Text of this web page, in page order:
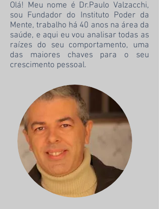
Olá! Meu nome é Dr.Paulo Valzacchi,
sou Fundador do Instituto Poder da
Mente, trabalho há 40 anos na área da
saúde, e aqui eu vou analisar todas as
raízes do seu comportamento, uma
das maiores chaves para o seu
crescimento pessoal.